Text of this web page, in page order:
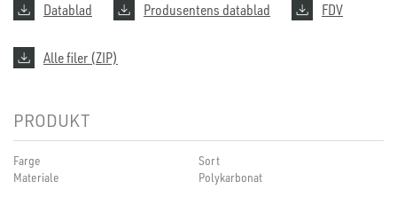
Datablad Produsentens datablad FDV
Alle filer (ZIP)
PRODUKT
Farge
Sort
Materiale
Polykarbonat